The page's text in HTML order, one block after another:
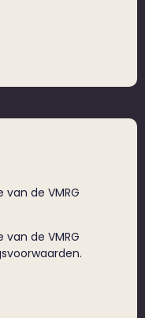
de VMRG
de VMRG